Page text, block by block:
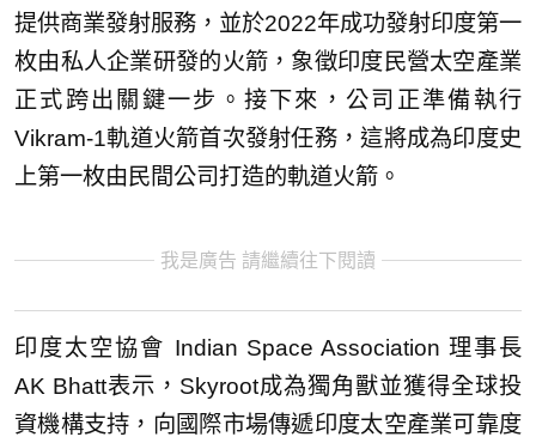
提供商業發射服務，並於2022年成功發射印度第一
枚由私人企業研發的火箭，象徵印度民營太空產業
正式跨出關鍵一步。接下來，公司正準備執行
Vikram-1軌道火箭首次發射任務，這將成為印度史
上第一枚由民間公司打造的軌道火箭。
我是廣告 請繼續往下閱讀
印度太空協會 Indian Space Association 理事長
AK Bhatt表示，Skyroot成為獨角獸並獲得全球投
資機構支持，向國際市場傳遞印度太空產業可靠度